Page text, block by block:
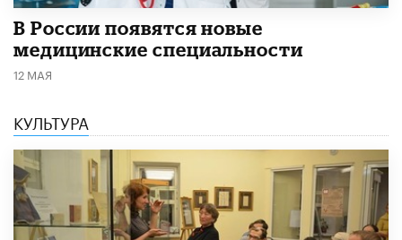
В России появятся новые
медицинские специальности
12 МАЯ
КУЛЬТУРА